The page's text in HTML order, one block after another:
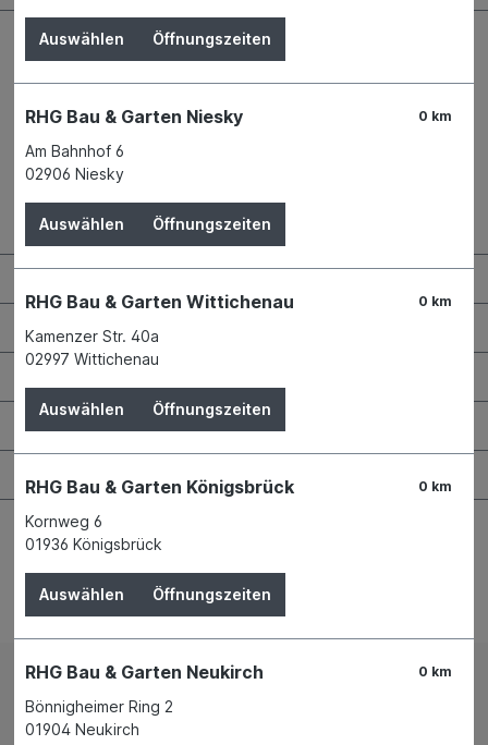
Kontaktdaten und Öffnungszeiten
RHG Helfer
Wissenswertes
Versand und Zahlungsbedingungen
Auswählen Öffnungszeiten
0 km
RHG Bau & Garten Niesky
Am Bahnhof 6
02906 Niesky
Auswählen Öffnungszeiten
0 km
RHG Bau & Garten Wittichenau
Kamenzer Str. 40a
02997 Wittichenau
Auswählen Öffnungszeiten
0 km
RHG Bau & Garten Königsbrück
Kornweg 6
01936 Königsbrück
Auswählen Öffnungszeiten
0 km
RHG Bau & Garten Neukirch
Bönnigheimer Ring 2
01904 Neukirch